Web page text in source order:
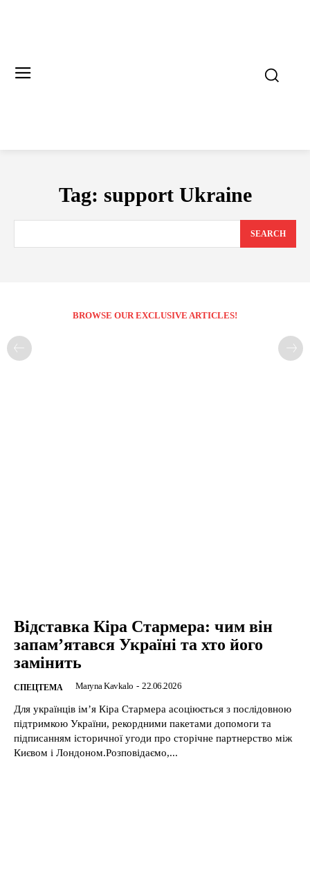
Tag: support Ukraine
SEARCH
BROWSE OUR EXCLUSIVE ARTICLES!
Відставка Кіра Стармера: чим він
запам’ятався Україні та хто його
замінить
CПЕЦТЕМА Maryna Kavkalo - 22.06.2026
Для українців ім’я Кіра Стармера асоціюється з послідовною
підтримкою України, рекордними пакетами допомоги та
підписанням історичної угоди про сторічне партнерство між
Києвом і Лондоном.Розповідаємо,...